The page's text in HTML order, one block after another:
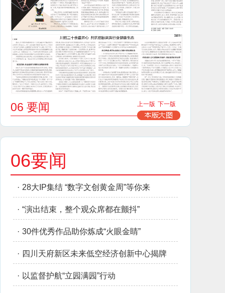
06 要闻 上一版 下一版
06要闻
· 28大IP集结 “数字文创黄金周”等你来
· “演出结束，整个观众席都在颤抖”
· 30件优秀作品助你炼成“火眼金睛”
· 四川天府新区未来低空经济创新中心揭牌
· 以监督护航“立园满园”行动